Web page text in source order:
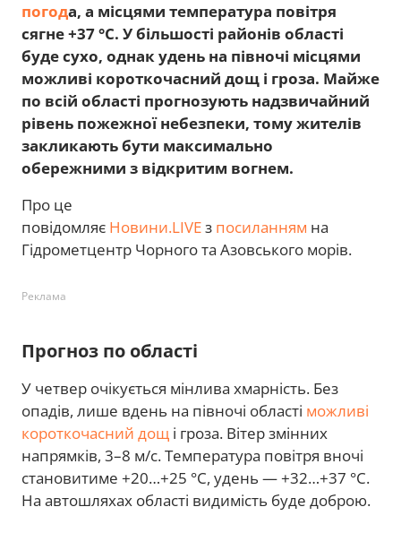
погода, а місцями температура повітря
сягне +37 °С. У більшості районів області
буде сухо, однак удень на півночі місцями
можливі короткочасний дощ і гроза. Майже
по всій області прогнозують надзвичайний
рівень пожежної небезпеки, тому жителів
закликають бути максимально
обережними з відкритим вогнем.
Про це
повідомляє Новини.LIVEз посиланням на
Гідрометцентр Чорного та Азовського морів.
Реклама
Прогноз по області
У четвер очікується мінлива хмарність. Без
опадів, лише вдень на півночі області можливі
короткочасний дощ і гроза. Вітер змінних
напрямків, 3–8 м/с. Температура повітря вночі
становитиме +20…+25 °С, удень — +32…+37 °С.
На автошляхах області видимість буде доброю.